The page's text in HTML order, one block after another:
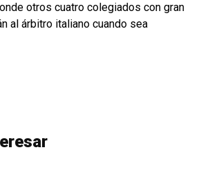
otros cuatro colegiados con gran
al árbitro italiano cuando sea